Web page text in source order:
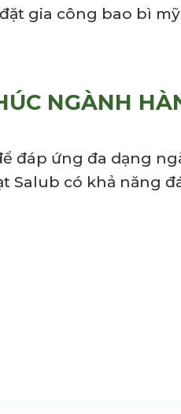
gia công bao bì
NGÀNH
đáp ứng đa dạng
Salub có khả năng